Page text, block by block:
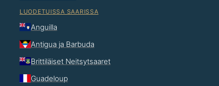
LUODETUISSA SAARISSA
Anguilla
Antigua ja Barbuda
Brittiläiset Neitsytsaaret
Guadeloup